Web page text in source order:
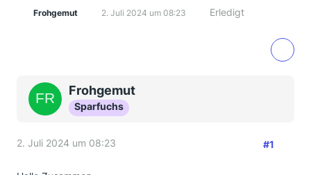
Frohgemut 2. Juli 2024 um 08:23 Erledigt
Frohgemut
Sparfuchs
2. Juli 2024 um 08:23 #1